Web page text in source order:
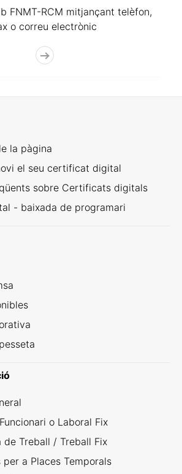
FNMT-RCM mitjançant telèfon,
o correu electrònic
la pàgina
el seu certificat digital
sobre Certificats digitals
- baixada de programari
o Laboral Fix
de Treball / Treball Fix
a Places Temporals